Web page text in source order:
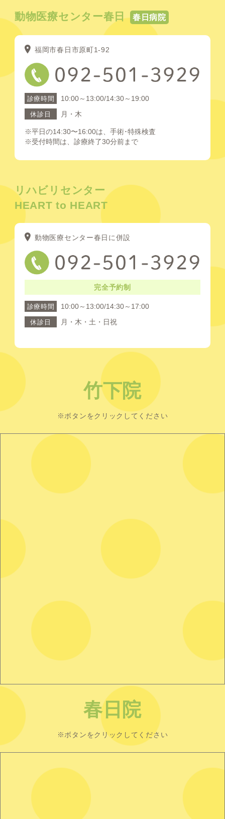
動物医療センター春日 春日病院
福岡市春日市原町1-92
診療時間 10:00～13:00/14:30～19:00
休診日 月・木
※平日の14:30〜16:00は、手術･特殊検査
※受付時間は、診療終了30分前まで
リハビリセンター
HEART to HEART
動物医療センター春日に併設
完全予約制
診療時間 10:00～13:00/14:30～17:00
休診日 月・木・土・日祝
竹下院
※ボタンをクリックしてください
春日院
※ボタンをクリックしてください